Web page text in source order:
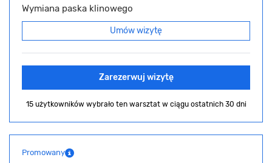
Wymiana paska klinowego
Umów wizytę
Zarezerwuj wizytę
15 użytkowników wybrało ten warsztat w ciągu ostatnich 30 dni
Promowany